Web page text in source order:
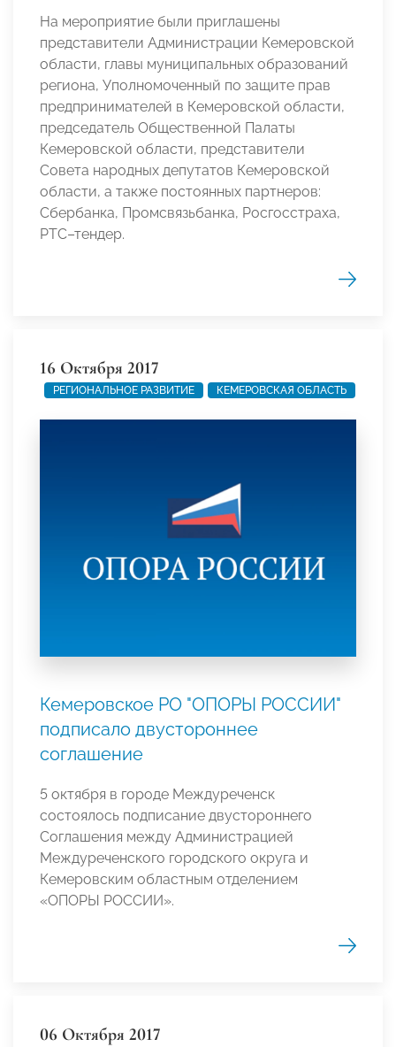
На мероприятие были приглашены
представители Администрации Кемеровской
области, главы муниципальных образований
региона, Уполномоченный по защите прав
предпринимателей в Кемеровской области,
председатель Общественной Палаты
Кемеровской области, представители
Совета народных депутатов Кемеровской
области, а также постоянных партнеров:
Сбербанка, Промсвязьбанка, Росгосстраха,
РТС–тендер.
16 Октября 2017
РЕГИОНАЛЬНОЕ РАЗВИТИЕ КЕМЕРОВСКАЯ ОБЛАСТЬ
Кемеровское РО "ОПОРЫ РОССИИ"
подписало двустороннее
соглашение
5 октября в городе Междуреченск
состоялось подписание двустороннего
Соглашения между Администрацией
Междуреченского городского округа и
Кемеровским областным отделением
«ОПОРЫ РОССИИ».
06 Октября 2017